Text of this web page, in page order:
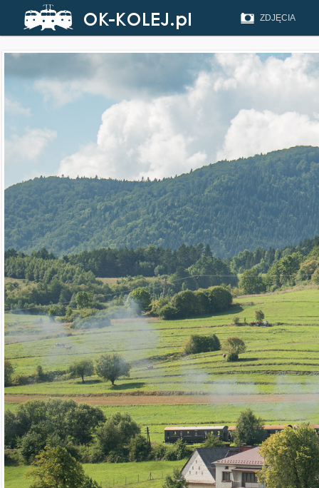
ZDJĘCIA